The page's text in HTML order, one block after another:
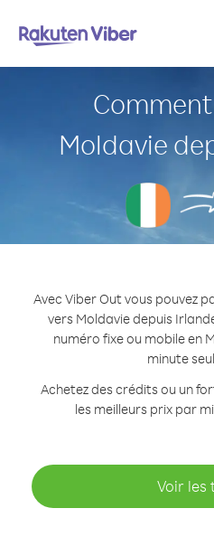
Moldavie
Avec Viber Out vous pouvez
vers Moldavie depuis
numéro fixe ou mobile en
minute
Achetez des crédits ou un
les meilleurs prix par
Voir les